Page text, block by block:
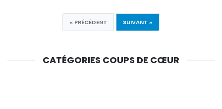
« PRÉCÉDENT SUIVANT »
CATÉGORIES COUPS DE CŒUR